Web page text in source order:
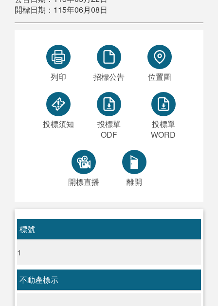
開標日期：115年06月08日
列印 招標公告 位置圖
投標須知
投標單
ODF
投標單
WORD
開標直播 離開
標號
1
不動產標示